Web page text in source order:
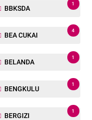
BBKSDA
1
BEA CUKAI
4
BELANDA
1
BENGKULU
1
BERGIZI
1